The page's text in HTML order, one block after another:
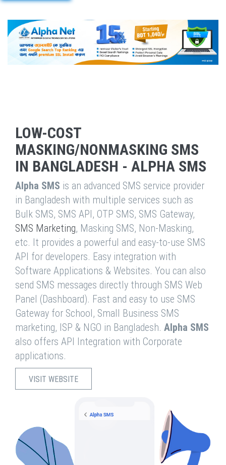
LOW-COST
MASKING/NONMASKING SMS
IN BANGLADESH - ALPHA SMS
Alpha SMS is an advanced SMS service provider
in Bangladesh with multiple services such as
Bulk SMS, SMS API, OTP SMS, SMS Gateway,
SMS Marketing, Masking SMS, Non-Masking,
etc. It provides a powerful and easy-to-use SMS
API for developers. Easy integration with
Software Applications & Websites. You can also
send SMS messages directly through SMS Web
Panel (Dashboard). Fast and easy to use SMS
Gateway for School, Small Business SMS
marketing, ISP & NGO in Bangladesh. Alpha SMS
also offers API Integration with Corporate
applications.
VISIT WEBSITE